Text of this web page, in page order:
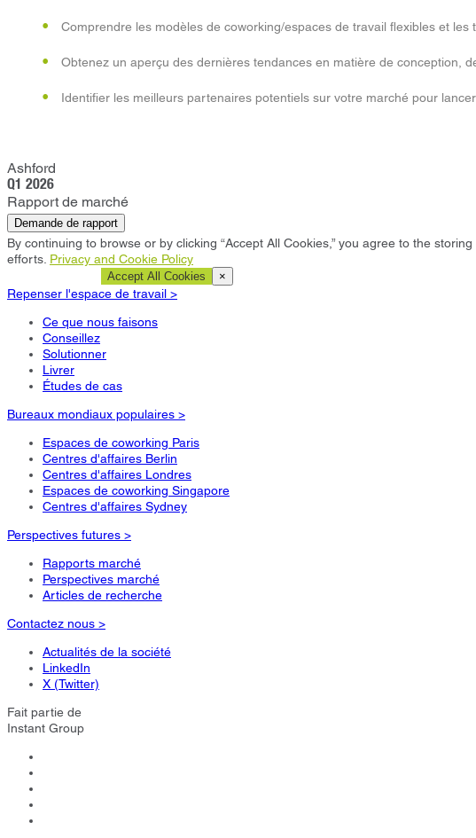
Comprendre les modèles de coworking/espaces de travail flexibles et les
Obtenez un aperçu des dernières tendances en matière de conception,
Identifier les meilleurs partenaires potentiels sur votre marché pour
Ashford
Q1 2026
Rapport de marché
Demande de rapport
By continuing to browse or by clicking “Accept All Cookies,” you agree to the
efforts. Privacy and Cookie Policy
Accept All Cookies ×
Repenser l'espace de travail >
Ce que nous faisons
Conseillez
Solutionner
Livrer
Études de cas
Bureaux mondiaux populaires >
Espaces de coworking Paris
Centres d'affaires Berlin
Centres d'affaires Londres
Espaces de coworking Singapore
Centres d'affaires Sydney
Perspectives futures >
Rapports marché
Perspectives marché
Articles de recherche
Contactez nous >
Actualités de la société
LinkedIn
X (Twitter)
Fait partie de
Instant Group